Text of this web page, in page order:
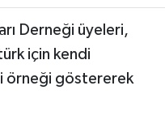
Derneği üyeleri,
için kendi
örneği göstererek